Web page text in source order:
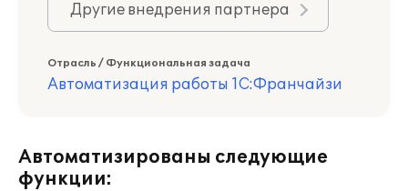
Другие внедрения партнера
Отрасль / Функциональная задача
Автоматизация работы 1С:Франчайзи
Автоматизированы следующие
функции: